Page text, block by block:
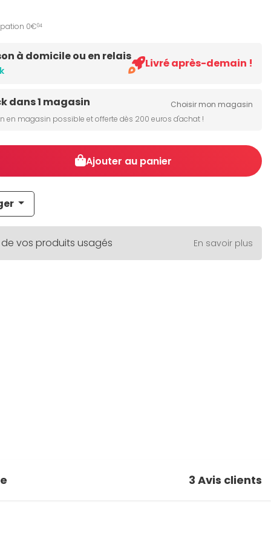
0€04
à domicile ou en relais
Livré après-demain !
dans 1 magasin
Choisir mon magasin
en magasin possible et offerte dès 200 euros d'achat !
Ajouter au panier
de vos produits usagés En savoir plus
3 Avis clients